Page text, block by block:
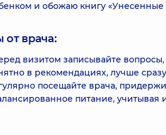
и обожаю книгу «Унесенные
от врача:
визитом записывайте
в рекомендациях, лучше
посещайте врача,
питание, учитывая